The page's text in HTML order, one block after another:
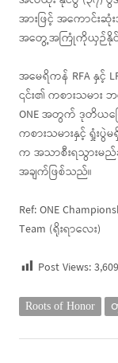
အားဖြင့် အကောင်း
အတွေ့အကြုံကိုယှဉ်နိုင်
အမေရိကန် RFA နှင့်
၎င်း၏ ကစားသမား
ONE အတွက် ဒုတိယမ
ကစားသမားနှင့် ရှုံ
က အသာစီးရသွား
အချက်ဖြစ်သည်။
Ref: ONE
Team (ရိုးရာလေး)
Post Views:3,609
Roots of Honor